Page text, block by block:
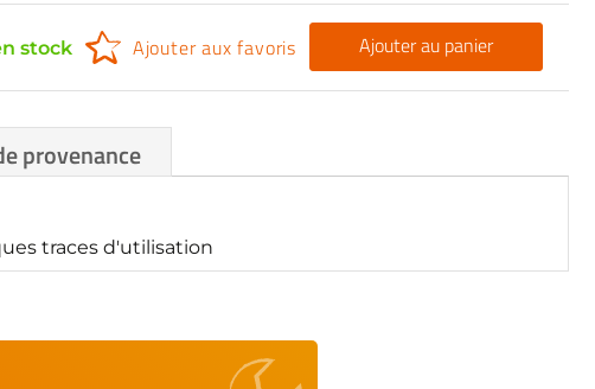
stock Ajouter aux favoris Ajouter au panier
traces d'utilisation
provenance